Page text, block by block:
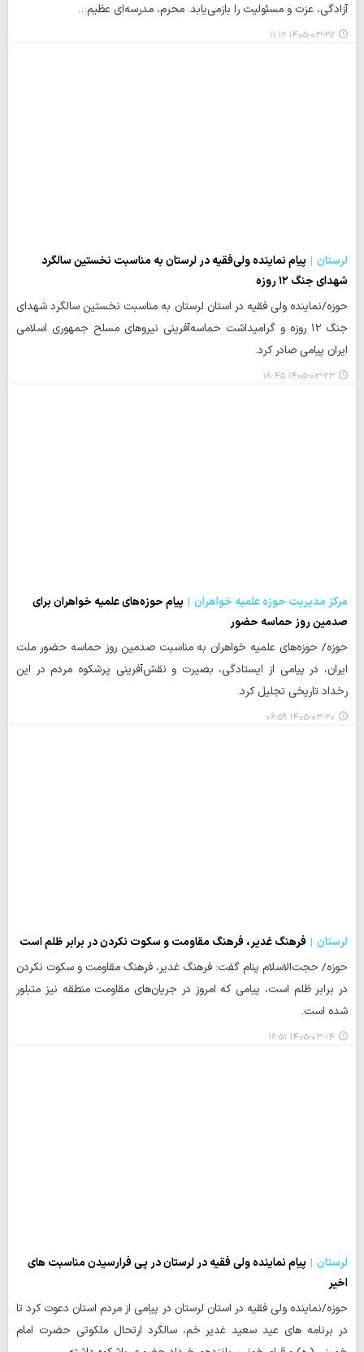
آزادگی، عزت و مسئولیت را بازمی‌یابد. محرم، مدرسه‌ای عظیم…
۱۴۰۵-۰۳-۲۷ ۱۱:۱۲
لرستان
پیام نماینده ولی‌فقیه در لرستان به مناسبت نخستین سالگرد
شهدای جنگ ۱۲ روزه
حوزه/نماینده ولی فقیه در استان لرستان به مناسبت نخستین سالگرد شهدای
جنگ ۱۲ روزه و گرامیداشت حماسه‌آفرینی نیروهای مسلح جمهوری اسلامی
ایران پیامی صادر کرد.
۱۴۰۵-۰۳-۲۳ ۱۸:۴۵
مرکز مدیریت حوزه علمیه خواهران
پیام حوزه‌های علمیه خواهران برای
صدمین روز حماسه‌ حضور
حوزه/ حوزه‌های علمیه خواهران به مناسبت صدمین روز حماسه حضور ملت
ایران، در پیامی از ایستادگی، بصیرت و نقش‌آفرینی پرشکوه مردم در این
رخداد تاریخی تجلیل کرد.
۱۴۰۵-۰۳-۲۰ ۰۶:۵۹
لرستان
فرهنگ غدیر، فرهنگ مقاومت و سکوت نکردن در برابر ظلم است
حوزه/ حجت‌الاسلام پنام گفت: فرهنگ غدیر، فرهنگ مقاومت و سکوت نکردن
در برابر ظلم است، پیامی که امروز در جریان‌های مقاومت منطقه نیز متبلور
شده است.
۱۴۰۵-۰۳-۱۴ ۱۶:۵۱
لرستان
پیام نماینده ولی فقیه در لرستان در پی فرارسیدن مناسبت های
اخیر
حوزه/نماینده ولی فقیه در استان لرستان در پیامی از مردم استان دعوت کرد تا
در برنامه های عید سعید غدیر خم، سالگرد ارتحال ملکوتی حضرت امام